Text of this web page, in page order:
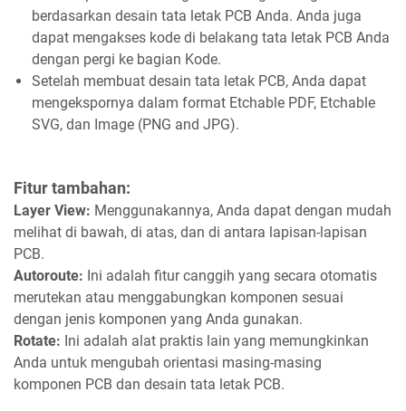
berdasarkan desain tata letak PCB Anda. Anda juga
dapat mengakses kode di belakang tata letak PCB Anda
dengan pergi ke bagian Kode.
Setelah membuat desain tata letak PCB, Anda dapat
mengekspornya dalam format Etchable PDF, Etchable
SVG, dan Image (PNG and JPG).
Fitur tambahan:
Layer View: Menggunakannya, Anda dapat dengan mudah
melihat di bawah, di atas, dan di antara lapisan-lapisan
PCB.
Autoroute: Ini adalah fitur canggih yang secara otomatis
merutekan atau menggabungkan komponen sesuai
dengan jenis komponen yang Anda gunakan.
Rotate: Ini adalah alat praktis lain yang memungkinkan
Anda untuk mengubah orientasi masing-masing
komponen PCB dan desain tata letak PCB.